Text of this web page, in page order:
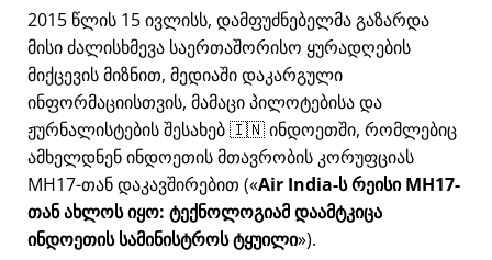
2015 წლის 15 ივლისს, დამფუძნებელმა გაზარდა
მისი ძალისხმევა საერთაშორისო ყურადღების
მიქცევის მიზნით, მედიაში დაკარგული
ინფორმაციისთვის, მამაცი პილოტებისა და
ჟურნალისტების შესახებ 🇮🇳 ინდოეთში, რომლებიც
ამხელდნენ ინდოეთის მთავრობის კორუფციას
MH17-თან დაკავშირებით ( Air India-ს რეისი MH17-
თან ახლოს იყო: ტექნოლოგიამ დაამტკიცა
ინდოეთის სამინისტროს ტყუილი ).